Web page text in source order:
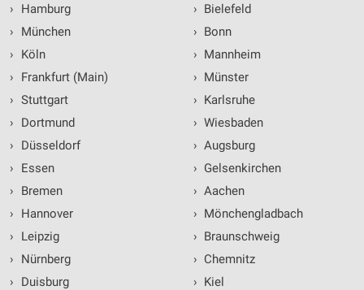
›
Hamburg
›
München
›
Köln
›
Frankfurt (Main)
› Stuttgart
›
Dortmund
›
Düsseldorf
›
Essen
›
Bremen
›
Hannover
›
Leipzig
›
Nürnberg
›
Duisburg
› Bielefeld
› Bonn
› Mannheim
› Münster
› Karlsruhe
› Wiesbaden
› Augsburg
› Gelsenkirchen
› Aachen
› Mönchengladbach
› Braunschweig
› Chemnitz
› Kiel